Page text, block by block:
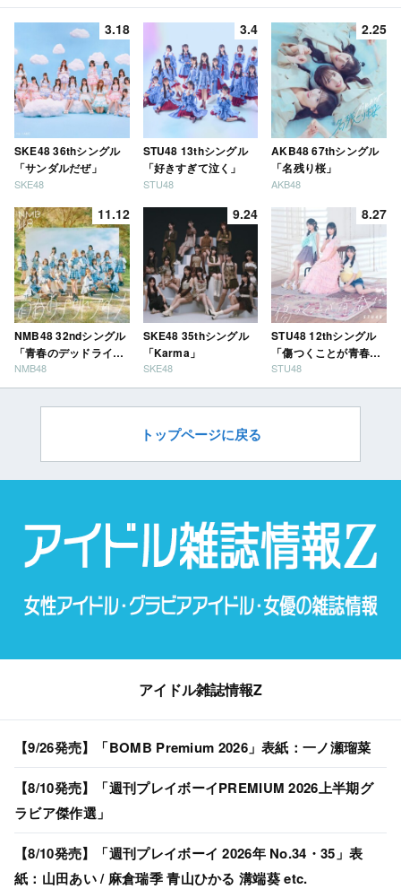
3.18
SKE48 36thシングル
「サンダルだぜ」
SKE48
3.4
STU48 13thシングル
「好きすぎて泣く」
STU48
2.25
AKB48 67thシングル
「名残り桜」
AKB48
11.12
NMB48 32ndシングル
「青春のデッドライ
ン」
NMB48
9.24
SKE48 35thシングル
「Karma」
SKE48
8.27
STU48 12thシングル
「傷つくことが青春
だ」
STU48
トップページに戻る
アイドル雑誌情報Z
【9/26発売】「BOMB Premium 2026」表紙：一ノ瀬瑠菜
【8/10発売】「週刊プレイボーイPREMIUM 2026上半期グ
ラビア傑作選」
【8/10発売】「週刊プレイボーイ 2026年 No.34・35」表
紙：山田あい / 麻倉瑞季 青山ひかる 溝端葵 etc.